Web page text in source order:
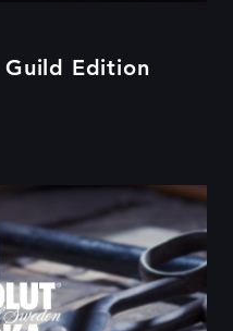
Guild Edition
Guild